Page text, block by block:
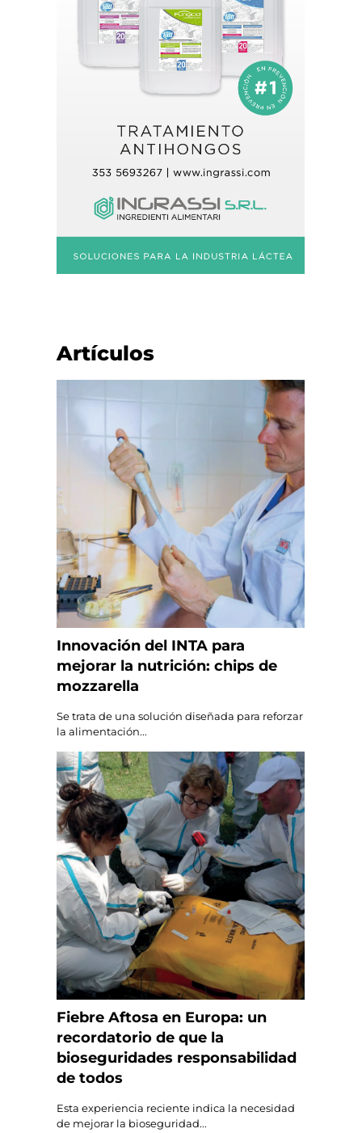
Artículos
Innovación del INTA para
mejorar la nutrición: chips de
mozzarella
Se trata de una solución diseñada para reforzar
la alimentación...
Fiebre Aftosa en Europa: un
recordatorio de que la
bioseguridades responsabilidad
de todos
Esta experiencia reciente indica la necesidad
de mejorar la bioseguridad...